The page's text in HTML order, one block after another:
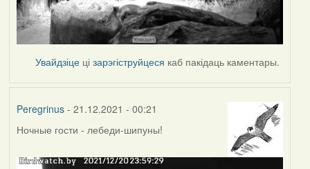
Увайдзіце цізарэгіструйцеся каб пакідаць каментары.
Peregrinus- 21.12.2021 - 00:21
Ночные гости - лебеди-шипуны!